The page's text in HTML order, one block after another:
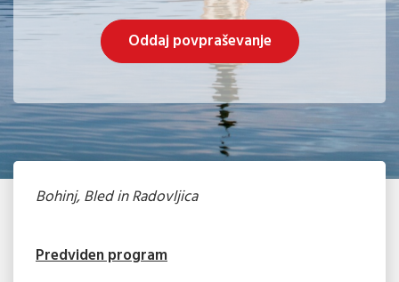
Oddaj povpraševanje
Bohinj, Bled in Radovljica
Predviden program